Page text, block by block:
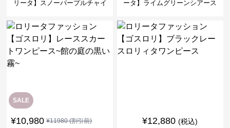
リータ】スノーパープルチャイ
ータ】ライムグリーンシアース
SALE
¥10,980 ¥11980(割引前) ¥12,880 (税込)